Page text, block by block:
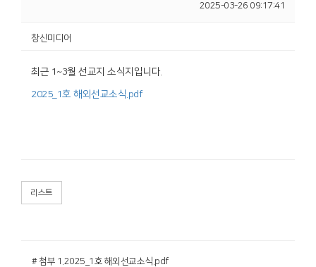
2025-03-26 09:17:41
창신미디어
최근 1~3월 선교지 소식지입니다.
2025_1호 해외선교소식.pdf
리스트
# 첨부 1.2025_1호 해외선교소식.pdf